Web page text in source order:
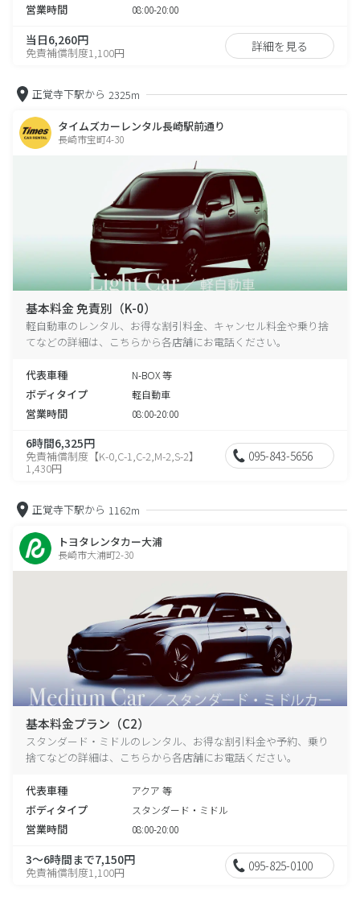
営業時間 08:00-20:00
当日6,260円
免責補償制度1,100円 詳細を見る
正覚寺下駅から 2325m
タイムズカーレンタル長崎駅前通り
長崎市宝町4-30
基本料金 免責別（K-0）
軽自動車のレンタル、お得な割引料金、キャンセル料金や乗り捨
てなどの詳細は、こちらから各店舗にお電話ください。
代表車種 N-BOX 等
ボディタイプ 軽自動車
営業時間 08:00-20:00
6時間6,325円
免責補償制度【K-0,C-1,C-2,M-2,S-2】
1,430円
095-843-5656
正覚寺下駅から 1162m
トヨタレンタカー大浦
長崎市大浦町2-30
基本料金プラン（C2）
スタンダード・ミドルのレンタル、お得な割引料金や予約、乗り
捨てなどの詳細は、こちらから各店舗にお電話ください。
代表車種 アクア 等
ボディタイプ スタンダード・ミドル
営業時間 08:00-20:00
3～6時間まで7,150円
免責補償制度1,100円 095-825-0100